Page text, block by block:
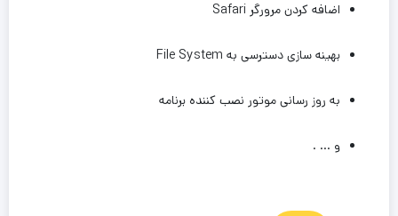
اضافه کردن مرورگر Safari
بهینه سازی دسترسی به File System
به روز رسانی موتور نصب کننده برنامه
و … .